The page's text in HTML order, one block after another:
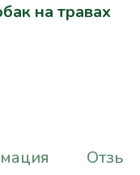
на травах